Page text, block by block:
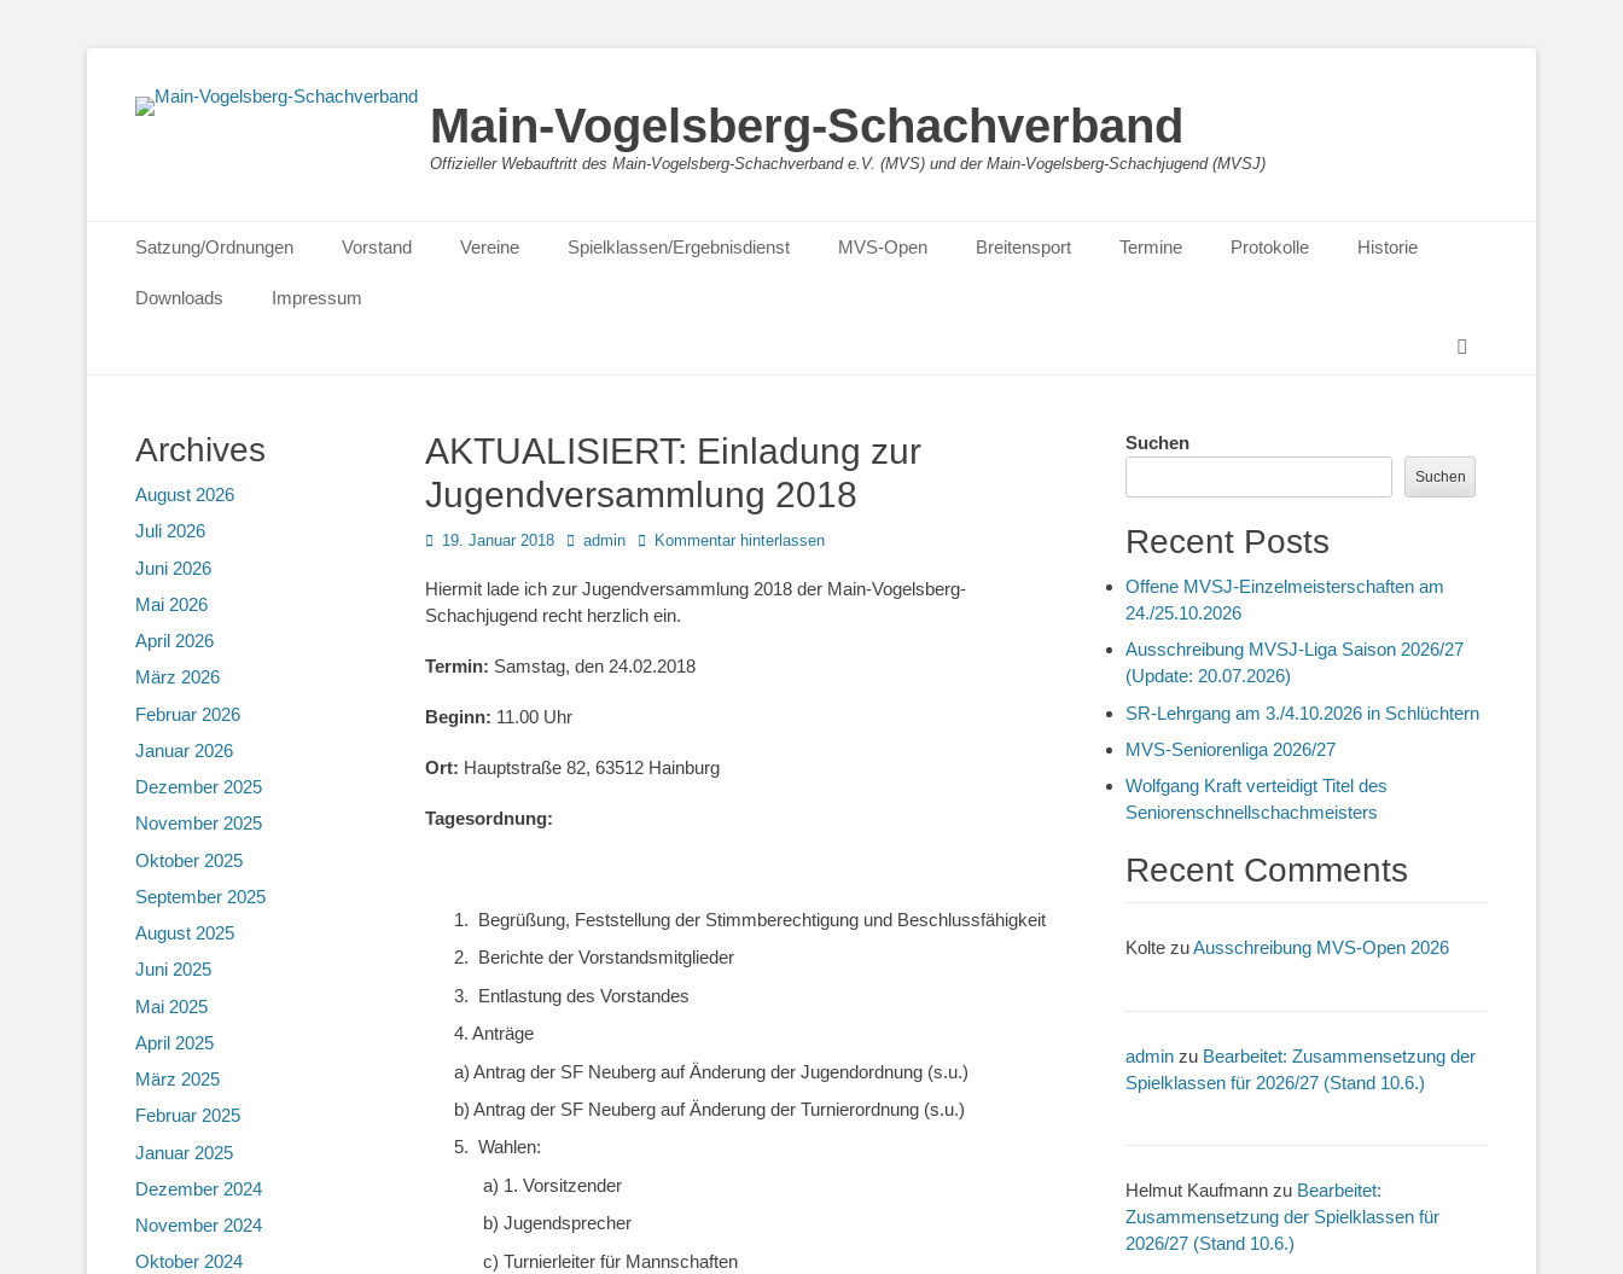
Main-Vogelsberg-Schachverband
Offizieller Webauftritt des Main-Vogelsberg-Schachverband e.V. (MVS) und der Main-Vogelsberg-Schachjugend (MVSJ)
Primäres Menü
Inhalt
springen
Satzung/Ordnungen Vorstand Vereine Spielklassen/Ergebnisdienst MVS-Open Breitensport Termine Protokolle Historie
Downloads
Impressum
AKTUALISIERT: Einladung zur
Jugendversammlung 2018
Posted
19. Januar 2018 Autoradmin Kommentar hinterlassen
Hiermit lade ich zur Jugendversammlung 2018 der Main-Vogelsberg-
Schachjugend recht herzlich ein.
Termin: Samstag, den 24.02.2018
Beginn: 11.00 Uhr
Ort: Hauptstraße 82, 63512 Hainburg
Tagesordnung:
1. Begrüßung, Feststellung der Stimmberechtigung und Beschlussfähigkeit
2. Berichte der Vorstandsmitglieder
3. Entlastung des Vorstandes
4. Anträge
a) Antrag der SF Neuberg auf Änderung der Jugendordnung (s.u.)
b) Antrag der SF Neuberg auf Änderung der Turnierordnung (s.u.)
5. Wahlen:
a) 1. Vorsitzender
b) Jugendsprecher
c) Turnierleiter für Mannschaften
Suchen
Suchen
Recent Posts
Offene MVSJ-Einzelmeisterschaften am
24./25.10.2026
Ausschreibung MVSJ-Liga Saison 2026/27
(Update: 20.07.2026)
SR-Lehrgang am 3./4.10.2026 in Schlüchtern
MVS-Seniorenliga 2026/27
Wolfgang Kraft verteidigt Titel des
Seniorenschnellschachmeisters
Recent Comments
Kolte zuAusschreibung MVS-Open 2026
admin zu Bearbeitet: Zusammensetzung der
Spielklassen für 2026/27 (Stand 10.6.)
Helmut Kaufmann zu Bearbeitet:
Zusammensetzung der Spielklassen für
2026/27 (Stand 10.6.)
Archives
August 2026
Juli 2026
Juni 2026
Mai 2026
April 2026
März 2026
Februar 2026
Januar 2026
Dezember 2025
November 2025
Oktober 2025
September 2025
August 2025
Juni 2025
Mai 2025
April 2025
März 2025
Februar 2025
Januar 2025
Dezember 2024
November 2024
Oktober 2024